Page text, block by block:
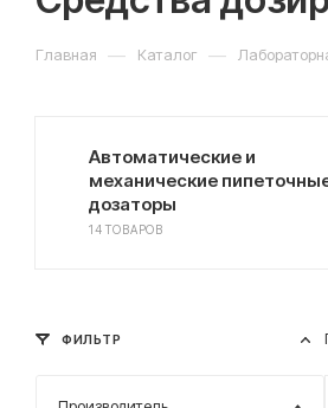
Главная — Каталог —
Автоматические и
механические
дозаторы
14 ТОВАРОВ
ФИЛЬТР